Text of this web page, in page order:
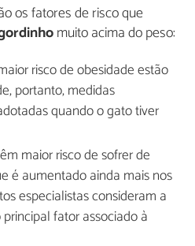
os fatores de risco que
muito acima do peso:
risco de obesidade estão
portanto, medidas
quando o gato tiver
maior risco de sofrer de
é aumentado ainda mais nos
especialistas consideram a
fator associado à